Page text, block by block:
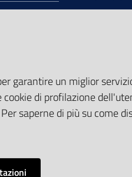
garantire un miglior
di profilazione
saperne di più su come